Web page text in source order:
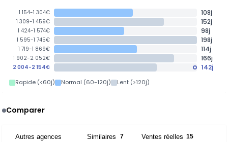
1 154-1 304€ 108j
1 309-1 459€ 152j
1 424-1 574€ 98j
1 595-1 745€ 198j
1 719-1 869€ 114j
1 902-2 052€ 166j
2 004-2 154€ 142j
Rapide (<60j) Normal (60-120j) Lent (>120j)
Comparer
Autres agences Similaires 7 Ventes réelles 15